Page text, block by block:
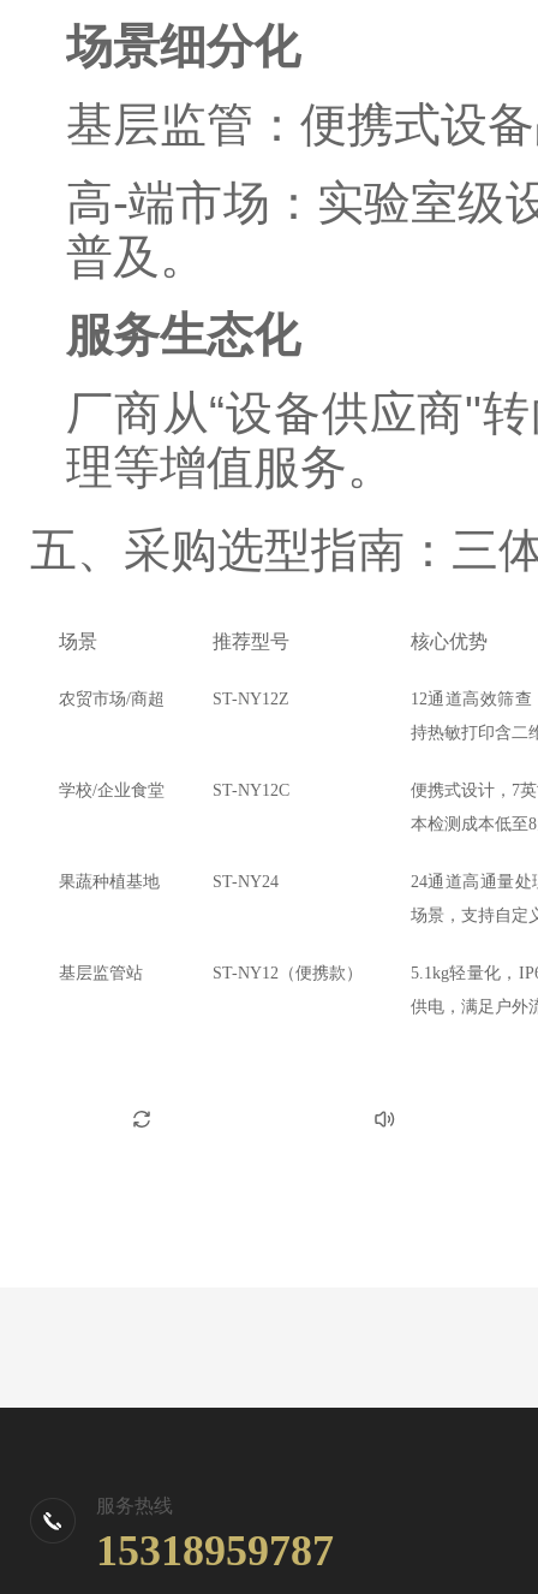
场景细分化
基层监管：便携式设
高-端市场：实验室级
普及。
服务生态化
厂商从“设备供应商"
理等增值服务。
五、采购选型指南：三
场景 推荐型号 核心优势
农贸市场/商超 ST-NY12Z
12通道高效筛
持热敏打印含二
学校/企业食堂 ST-NY12C
便携式设计，7
本检测成本低至
果蔬种植基地 ST-NY24
24通道高通量
场景，支持自定
基层监管站 ST-NY12（便携款）
5.1kg轻量化，
供电，满足户外
服务热线
15318959787